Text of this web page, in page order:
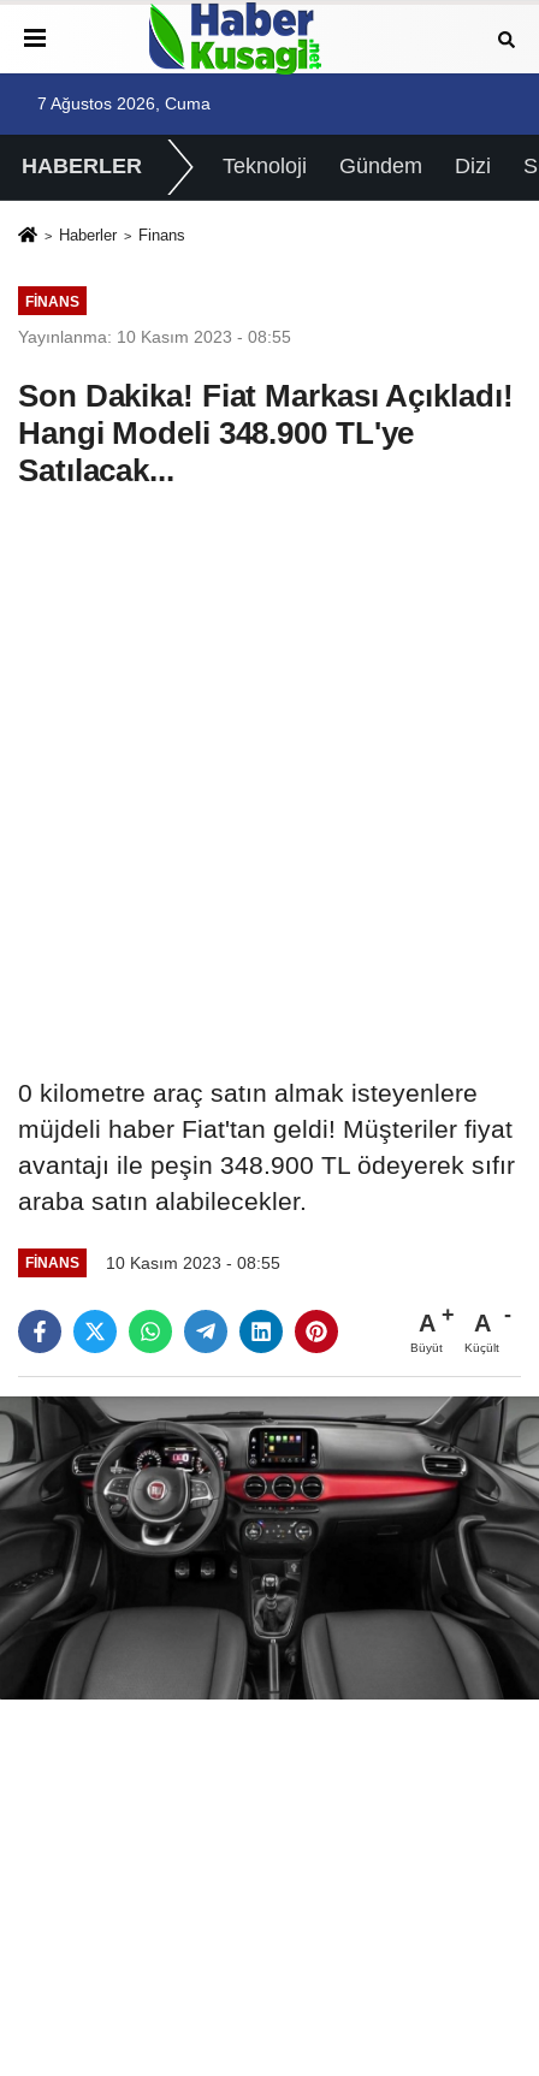
7 Ağustos 2026, Cuma
HABERLER Teknoloji Gündem Dizi
Haberler Finans
FINANS
Yayınlanma: 10 Kasım 2023 - 08:55
Son Dakika! Fiat Markası Açıkladı!
Hangi Modeli 348.900 TL'ye
Satılacak...
0 kilometre araç satın almak isteyenlere
müjdeli haber Fiat'tan geldi! Müşteriler fiyat
avantajı ile peşin 348.900 TL ödeyerek sıfır
araba satın alabilecekler.
FINANS 10 Kasım 2023 - 08:55
A
Büyüt
A
Küçült